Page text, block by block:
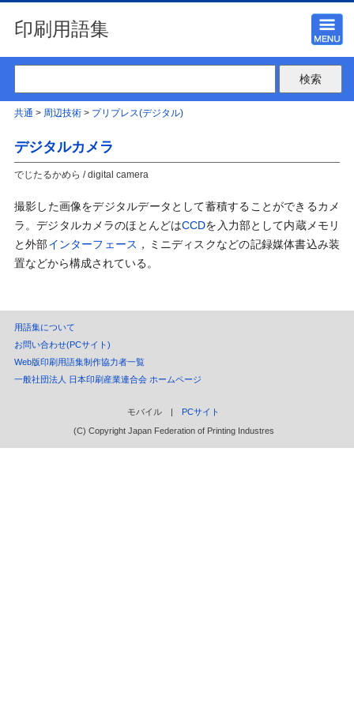
印刷用語集
共通 > 周辺技術> プリプレス(デジタル)
デジタルカメラ
でじたるかめら / digital camera
撮影した画像をデジタルデータとして蓄積することができるカメ
ラ。デジタルカメラのほとんどはCCDを入力部として内蔵メモリ
と外部インターフェース ，ミニディスクなどの記録媒体書込み装
置などから構成されている。
用語集について
お問い合わせ(PCサイト)
Web版印刷用語集制作協力者一覧
一般社団法人 日本印刷産業連合会 ホームページ
モバイル | PCサイト
(C) Copyright Japan Federation of Printing Industres